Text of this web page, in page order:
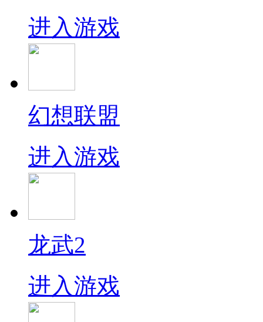
进入游戏
幻想联盟
进入游戏
龙武2
进入游戏